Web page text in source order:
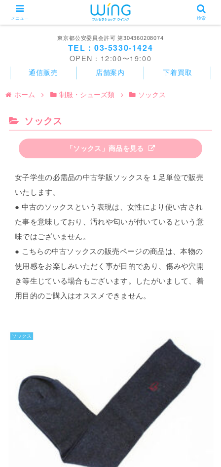
東京都公安委員会許可 第304360208074
TEL：03-5330-1424
OPEN：12:00〜19:00
通信販売 店舗案内 下着買取
ホーム 制服・シューズ類 ソックス
ソックス
「ソックス」商品を見る
女子学生の必需品の中古学販ソックスを１足単位で販売
いたします。
● 中古のソックスという表現は、女性により使い古され
た事を意味しており、汚れや匂いが付いているという意
味ではございません。
● こちらの中古ソックスの販売ページの商品は、本物の
使用感をお楽しみいただく事が目的であり、傷みや穴開
き等生じている場合もございます。したがいまして、着
用目的のご購入はオススメできません。
ソックス
メニュー 検索